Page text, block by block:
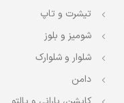
تیشرت و تاپ
شومیز و بلوز
شلوار و شلوارک
دامن